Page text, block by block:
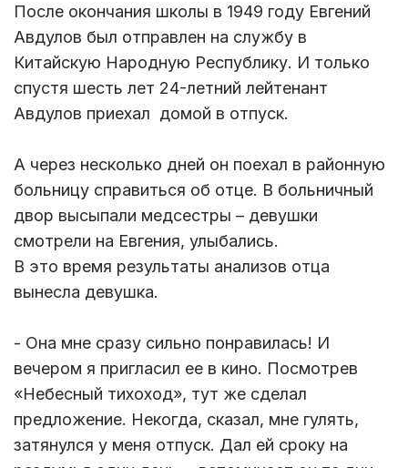
После окончания школы в 1949 году Евгений
Авдулов был отправлен на службу в
Китайскую Народную Республику. И только
спустя шесть лет 24-летний лейтенант
Авдулов приехал домой в отпуск.
А через несколько дней он поехал в районную
больницу справиться об отце. В больничный
двор высыпали медсестры – девушки
смотрели на Евгения, улыбались.
В это время результаты анализов отца
вынесла девушка.
- Она мне сразу сильно понравилась! И
вечером я пригласил ее в кино. Посмотрев
«Небесный тихоход», тут же сделал
предложение. Некогда, сказал, мне гулять,
затянулся у меня отпуск. Дал ей сроку на